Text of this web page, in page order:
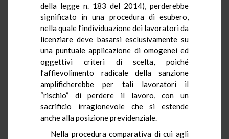
della legge n. 183 del 2014), perderebbe
significato in una procedura di esubero,
nella quale l’individuazione dei lavoratori da
licenziare deve basarsi esclusivamente su
una puntuale applicazione di omogenei ed
oggettivi criteri di scelta, poiché
l’affievolimento radicale della sanzione
amplificherebbe per tali lavoratori il
“rischio” di perdere il lavoro, con un
sacrificio irragionevole che si estende
anche alla posizione previdenziale.
Nella procedura comparativa di cui agli